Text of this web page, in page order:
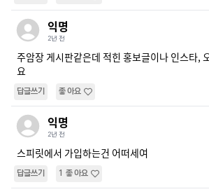
익명
2년 전
주암장 게시판같은데 적힌 홍보글이나 인스타,
요
답글쓰기 좋아요
익명
2년 전
스피릿에서 가입하는건 어떠세여
답글쓰기 1 좋아요